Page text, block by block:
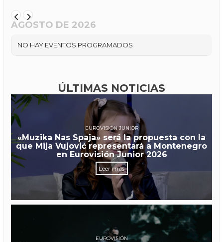
AGOSTO DE 2026
NO HAY EVENTOS PROGRAMADOS
ÚLTIMAS NOTICIAS
EUROVISIÓN JUNIOR
«Muzika Nas Spaja» será la propuesta con la
que Mija Vujović representará a Montenegro
en Eurovisión Junior 2026
Leer más
EUROVISIÓN